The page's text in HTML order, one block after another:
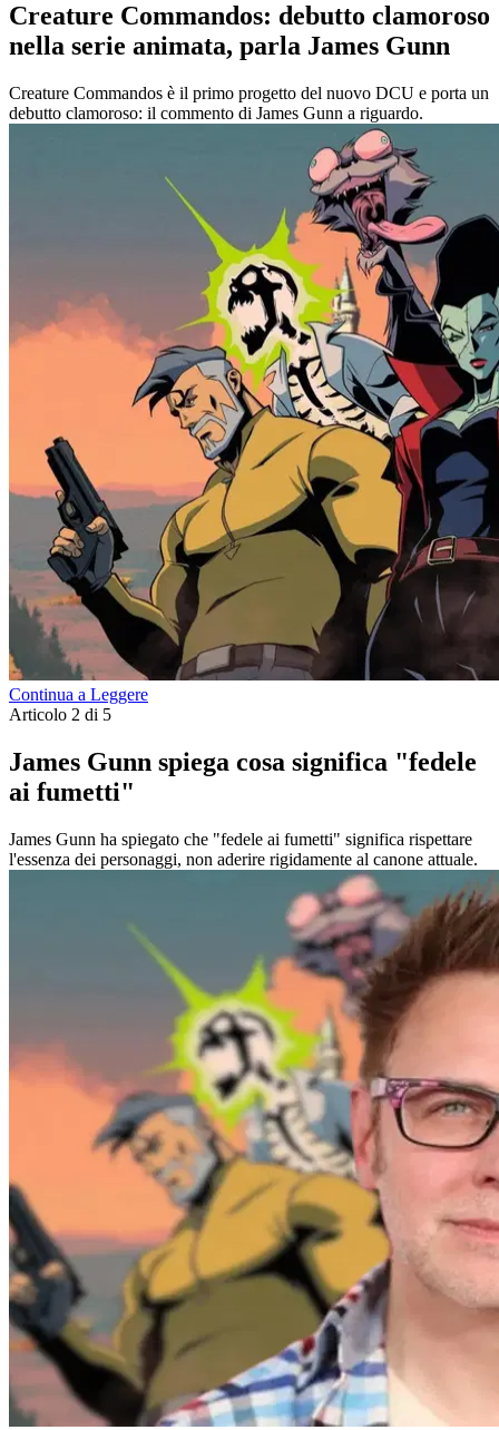
Creature Commandos: debutto clamoroso
nella serie animata, parla James Gunn
Creature Commandos è il primo progetto del nuovo DCU e porta un
debutto clamoroso: il commento di James Gunn a riguardo.
Continua a Leggere
Articolo 2 di 5
James Gunn spiega cosa significa "fedele
ai fumetti"
James Gunn ha spiegato che "fedele ai fumetti" significa rispettare
l'essenza dei personaggi, non aderire rigidamente al canone attuale.